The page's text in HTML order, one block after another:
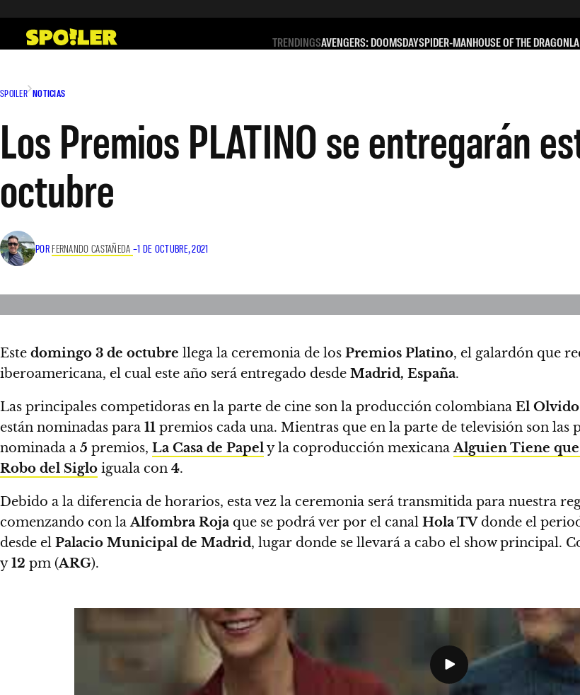
contenido
TRENDINGSAVENGERS: DOOMSDAYSPIDER-MANHOUSE OF THE DRAGON
SPOILER NOTICIAS
Los Premios PLATINO se entregarán
octubre
POR FERNANDO CASTAÑEDA –1 DE OCTUBRE, 2021
Este domingo 3 de octubre llega la ceremonia de los Premios Platino, el galardón que
iberoamericana, el cual este año será entregado desde Madrid, España.
Las principales competidoras en la parte de cine son la producción colombiana El
están nominadas para 11 premios cada una. Mientras que en la parte de televisión son las
nominada a 5 premios, La Casa de Papely la coproducción mexicanaAlguien Tiene
Robo del Siglo iguala con 4.
Debido a la diferencia de horarios, esta vez la ceremonia será transmitida para nuestra
comenzando con laAlfombra Roja que se podrá ver por el canal Hola TVdonde el
desde el Palacio Municipal de Madrid, lugar donde se llevará a cabo el show principal.
y12 pm (ARG).